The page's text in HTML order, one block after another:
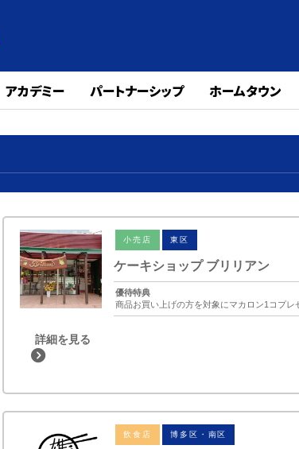
アカデミー パートナーシップ ホームタウン
小売店 東区
ケーキショップ ブリリアン
優待特典
商品お買い上げの方を対象にマカロン1コプレ
詳細を見る
飲食店 博多区・南区